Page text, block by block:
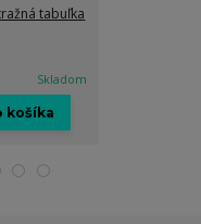
tabuľka
Skladom
košíka